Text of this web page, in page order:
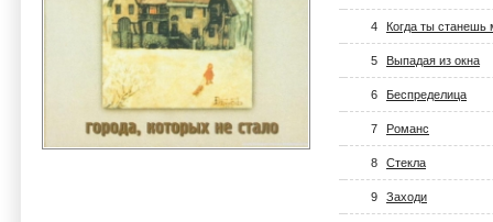
4 Когда ты станешь
5 Выпадая из окна
6 Беспределица
7 Романс
8 Стекла
9 Заходи